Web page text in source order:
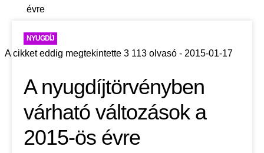
évre
NYUGDÍJ
A cikket eddig megtekintette 3 113 olvasó - 2015-01-17
A nyugdíjtörvényben
várható változások a
2015-ös évre